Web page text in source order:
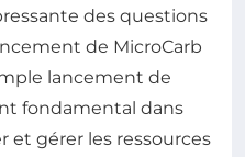
des questions
de MicroCarb
lancement de
fondamental dans
et gérer les ressources